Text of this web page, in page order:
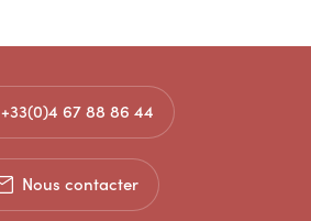
+33(0)4 67 88 86 44
Nous contacter